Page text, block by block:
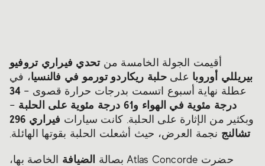
أقيمت الجولة الخامسة منتحدي فيراري تروفيو
بيريللي أوروبا علىحلبة ريكاردو تورمو في فالنسيا، في
عطلة نهاية أسبوع اتسمت بدرجات حرارة قصوى – 34
درجة مئوية في الهواء و61 درجة مئوية على الحلبة
–
وبكثير من الإثارة على الحلبة. كانت سيارات
فيراري 296
تشالنج نجمة العرض، حيث أشعلت الحلبة بقوتها الهائلة.
حضرت Atlas Concorde بصالة الضيافة الخاصة بها،